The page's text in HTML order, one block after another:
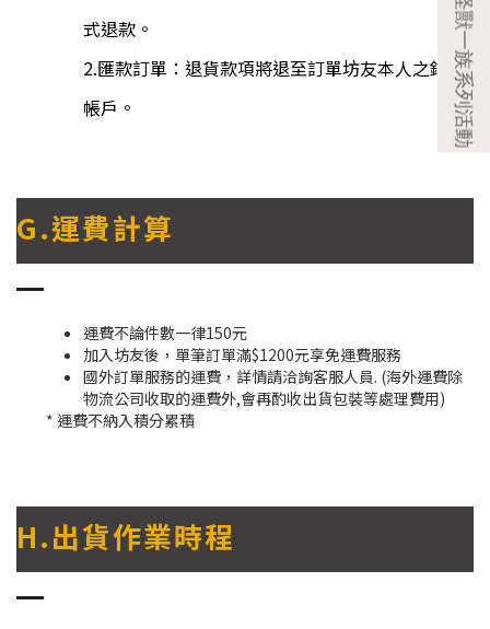
式退款。
2.匯款訂單：退貨款項將退至訂單坊友本人之銀行
帳戶。
G.運費計算
運費不論件數一律150元
加入坊友後，單筆訂單滿$1200元享免運費服務
國外訂單服務的運費，詳情請洽詢客服人員. (海外運費除
物流公司收取的運費外,會再酌收出貨包裝等處理費用)
* 運費不納入積分累積
H.出貨作業時程